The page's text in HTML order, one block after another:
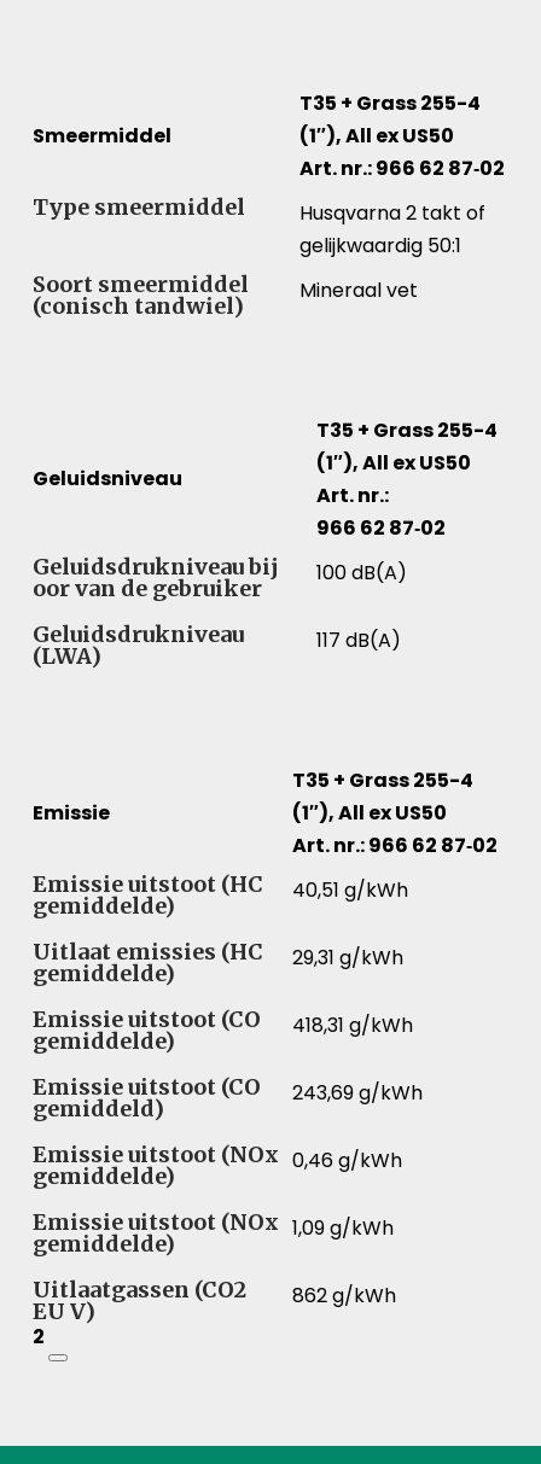
Smeermiddel – Vergelijk specificaties voor
Smeermiddel
T35 + Grass 255-4
(1″), All ex US50
Art. nr.: 966 62 87‑02
Type smeermiddel
Husqvarna 2 takt of
gelijkwaardig 50:1
Soort smeermiddel
(conisch tandwiel)
Mineraal vet
Geluidsniveau – Vergelijk specificaties voor
Geluidsniveau
T35 + Grass 255-4
(1″), All ex US50
Art. nr.:
966 62 87‑02
Geluidsdrukniveau bij
oor van de gebruiker
100 dB(A)
Geluidsdrukniveau
(LWA)
117 dB(A)
Emissie – Vergelijk specificaties voor verschillende
Emissie
T35 + Grass 255-4
(1″), All ex US50
Art. nr.: 966 62 87‑02
Emissie uitstoot (HC
gemiddelde)
40,51 g/kWh
Uitlaat emissies (HC
gemiddelde)
29,31 g/kWh
Emissie uitstoot (CO
gemiddelde)
418,31 g/kWh
Emissie uitstoot (CO
gemiddeld)
243,69 g/kWh
Emissie uitstoot (NOx
gemiddelde)
0,46 g/kWh
Emissie uitstoot (NOx
gemiddelde)
1,09 g/kWh
Uitlaatgassen (CO2
EU V)
2
862 g/kWh